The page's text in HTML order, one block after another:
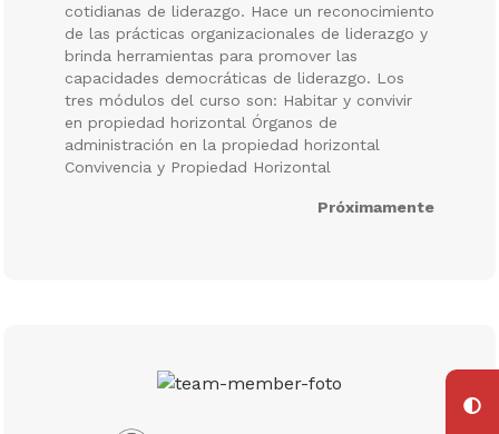
cotidianas de liderazgo. Hace un reconocimiento
de las prácticas organizacionales de liderazgo y
brinda herramientas para promover las
capacidades democráticas de liderazgo. Los
tres módulos del curso son: Habitar y convivir
en propiedad horizontal Órganos de
administración en la propiedad horizontal
Convivencia y Propiedad Horizontal
Próximamente